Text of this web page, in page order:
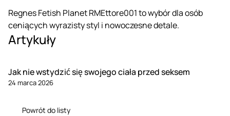
Regnes Fetish Planet RMEttore001 to wybór dla osób
ceniących wyrazisty styl i nowoczesne detale.
Artykuły
Jak nie wstydzić się swojego ciała przed seksem
24 marca 2026
Powrót do listy